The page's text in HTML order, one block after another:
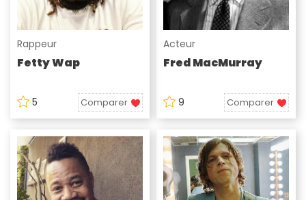
Rappeur
Fetty Wap
5 Comparer
Acteur
Fred MacMurray
9 Comparer